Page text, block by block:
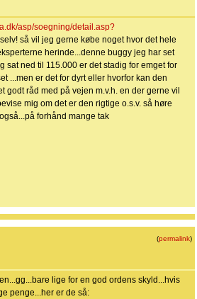
asp/soegning/detail.asp?
så vil jeg gerne købe noget hvor det hele
herinde...denne buggy jeg har set
ned til 115.000 er det stadig for emget for
...men er det for dyrt eller hvorfor kan den
råd med på vejen m.v.h. en der gerne vil
mig om det er den rigtige o.s.v. så høre
forhånd mange tak
(permalink)
lige for en god ordens skyld...hvis
penge...her er de så: